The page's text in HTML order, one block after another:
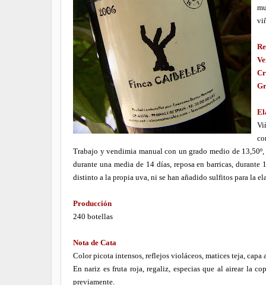
Trabajo y vendimia manual con un grado medio de
durante una media de 14 días, reposa en barricas,
distinto a la propia uva, ni se han añadido sulfitos para la
Producción
240 botellas
Nota de Cata
Color picota intensos, reflejos violáceos, matices teja,
En nariz es fruta roja, regaliz, especias que al airear la
previamente.